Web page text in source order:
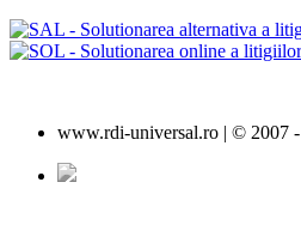
www.rdi-universal.ro | © 2007 -